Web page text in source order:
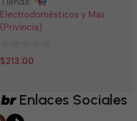
Electrodomésticos y Más
(Privincia)
0
$213.00
Enlaces Sociales